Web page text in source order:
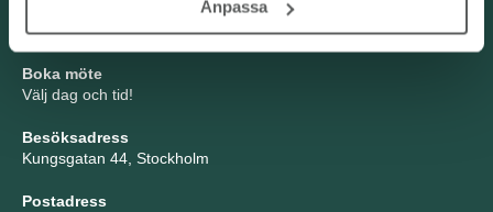
Anpassa
Tel: 08-21 92 00
Boka möte
Välj dag och tid!
Besöksadress
Kungsgatan 44, Stockholm
Postadress